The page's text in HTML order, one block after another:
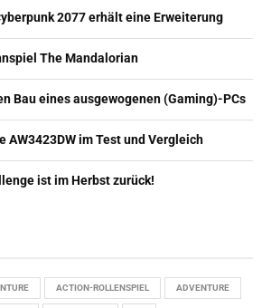
2077 erhält eine Erweiterung
The Mandalorian
Bau eines ausgewogenen (Gaming)-PCs
AW3423DW im Test und Vergleich
ist im Herbst zurück!
ACTION-ROLLENSPIEL ADVENTURE